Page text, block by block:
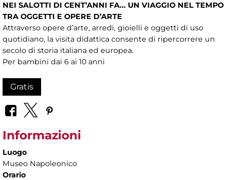
NEI SALOTTI DI CENT’ANNI FA... UN VIAGGIO NEL TEMPO
TRA OGGETTI E OPERE D’ARTE
Attraverso opere d’arte, arredi, gioielli e oggetti di uso
quotidiano, la visita didattica consente di ripercorrere un
secolo di storia italiana ed europea.
Per bambini dai 6 ai 10 anni
Gratis
Informazioni
Luogo
Museo Napoleonico
Orario